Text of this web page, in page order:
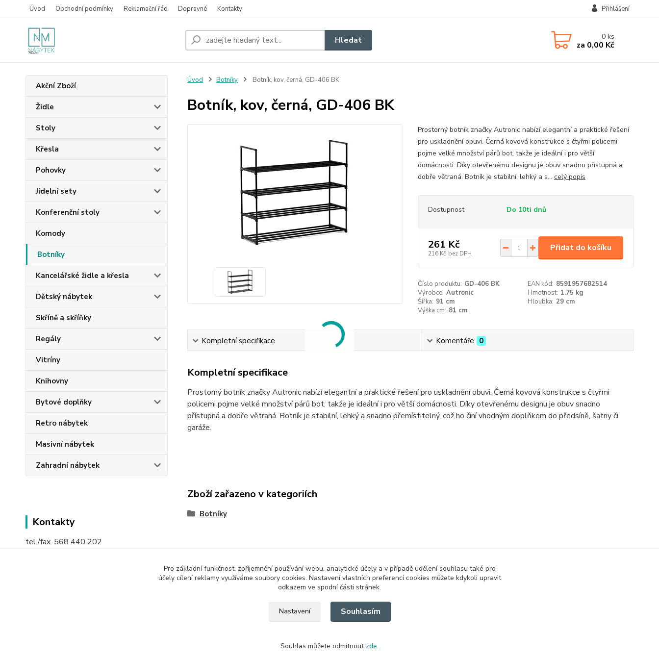
Úvod Obchodní podmínky Reklamační řád Dopravné Kontakty Přihlášení
Hledat 0ks
za 0,00 Kč
Akční Zboží
Židle
Stoly
Křesla
Pohovky
Jídelní sety
Konferenční stoly
Komody
Botníky
Kancelářské židle a křesla
Dětský nábytek
Skříně a skříňky
Regály
Vitríny
Knihovny
Bytové doplňky
Retro nábytek
Masivní nábytek
Zahradní nábytek
Kontakty
tel./fax. 568 440 202
Úvod Botníky Botník, kov, černá, GD-406 BK
Botník, kov, černá, GD-406 BK
Prostorný botník značky Autronic nabízí elegantní a praktické řešení
pro uskladnění obuvi. Černá kovová konstrukce s čtyřmi policemi
pojme velké množství párů bot, takže je ideální i pro větší
domácnosti. Díky otevřenému designu je obuv snadno přístupná a
dobře větraná. Botník je stabilní, lehký a s... celý popis
Dostupnost Do 10ti dnů
261 Kč
216 Kč bez DPH
Přidat do košíku
Číslo produktu: GD-406 BK EAN kód: 8591957682514
Výrobce: Autronic Hmotnost: 1.75 kg
Šířka: 91 cm Hloubka: 29 cm
Výška cm: 81 cm
Kompletní specifikace Komentáře 0
Kompletní specifikace
Prostorný botník značky Autronic nabízí elegantní a praktické řešení pro uskladnění obuvi. Černá kovová konstrukce s čtyřmi
policemi pojme velké množství párů bot, takže je ideální i pro větší domácnosti. Díky otevřenému designu je obuv snadno
přístupná a dobře větraná. Botník je stabilní, lehký a snadno přemístitelný, což ho činí vhodným doplňkem do předsíně, šatny či
garáže.
Zboží zařazeno v kategoriích
Botníky
Pro základní funkčnost, zpříjemnění používání webu, analytické účely a v případě udělení souhlasu také pro
účely cílení reklamy využíváme soubory cookies. Nastavení vlastních preferencí cookies můžete kdykoli upravit
odkazem ve spodní části stránek.
Nastavení Souhlasím
Souhlas můžete odmítnout zde.